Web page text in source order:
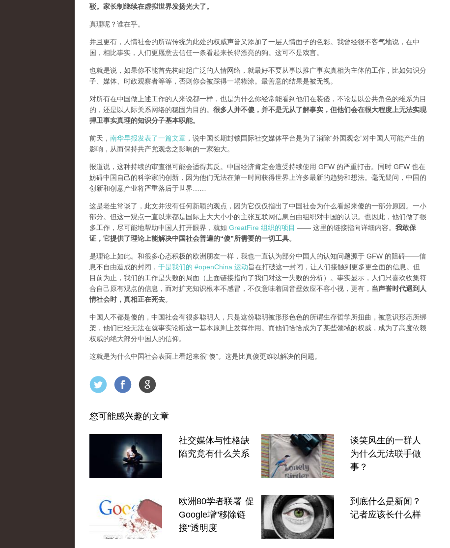
驳。家长制继续在虚拟世界发扬光大了。
真理呢？谁在乎。
并且更有，人情社会的所谓传统为此处的权威声誉又添加了一层人情面子的色彩。我曾经很不客气地说，在中
国，相比事实，人们更愿意去信任一条看起来长得漂亮的狗。这可不是戏言。
也就是说，如果你不能首先构建起广泛的人情网络，就最好不要从事以推广事实真相为主体的工作，比如知识分
子、媒体、时政观察者等等，否则你会被踩得一塌糊涂。最善意的结果是被无视。
对所有在中国做上述工作的人来说都一样，也是为什么你经常能看到他们在装傻，不论是以公共角色的维系为目
的，还是以人际关系网络的稳固为目的。 很多人并不傻，并不是无从了解事实，但他们会在很大程度上无法实现
捍卫事实真理的知识分子基本职能。
前天， 南华早报发表了一篇文章 ，说中国长期封锁国际社交媒体平台是为了消除“外国观念”对中国人可能产生的
影响，从而保持共产党观念之影响的一家独大。
报道说，这种持续的审查很可能会适得其反。中国经济肯定会遭受持续使用 GFW 的严重打击。同时 GFW 也在
妨碍中国自己的科学家的创新，因为他们无法在第一时间获得世界上许多最新的趋势和想法。毫无疑问，中国的
创新和创意产业将严重落后于世界……
这是老生常谈了，此文并没有任何新颖的观点，因为它仅仅指出了中国社会为什么看起来傻的一部分原因。一小
部分。但这一观点一直以来都是国际上大大小小的主张互联网信息自由组织对中国的认识。也因此，他们做了很
多工作，尽可能地帮助中国人打开眼界，就如 GreatFire 组织的项目 —— 这里的链接指向详细内容。 我敢保
证，它提供了理论上能解决中国社会普遍的“傻”所需要的一切工具。
是理论上如此。和很多心态积极的欧洲朋友一样，我也一直认为部分中国人的认知问题源于 GFW 的阻碍——信
息不自由造成的封闭， 于是我们的 #openChina 运动旨在打破这一封闭，让人们接触到更多更全面的信息。但
目前为止，我们的工作是失败的局面（ 上面链接指向了我们对这一失败的分析）。事实显示，人们只喜欢收集符
合自己原有观点的信息，而对扩充知识根本不感冒，不仅意味着回音壁效应不容小视，更有， 当声誉时代遇到人
情社会时，真相正在死去。
中国人不都是傻的，中国社会有很多聪明人，只是这份聪明被形形色色的所谓生存哲学所扭曲，被意识形态所绑
架，他们已经无法在就事实论断这一基本原则上发挥作用。而他们恰恰成为了某些领域的权威，成为了高度依赖
权威的绝大部分中国人的信仰。
这就是为什么中国社会表面上看起来很“傻”。这是比真傻更难以解决的问题。
您可能感兴趣的文章
社交媒体与性格缺
陷究竟有什么关系
谈笑风生的一群人
为什么无法联手做
事？
欧洲80学者联署 促
Google增"移除链
接"透明度
到底什么是新闻？
记者应该长什么样